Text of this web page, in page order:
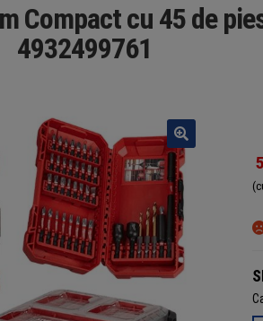
Compact cu 45 de
4932499761